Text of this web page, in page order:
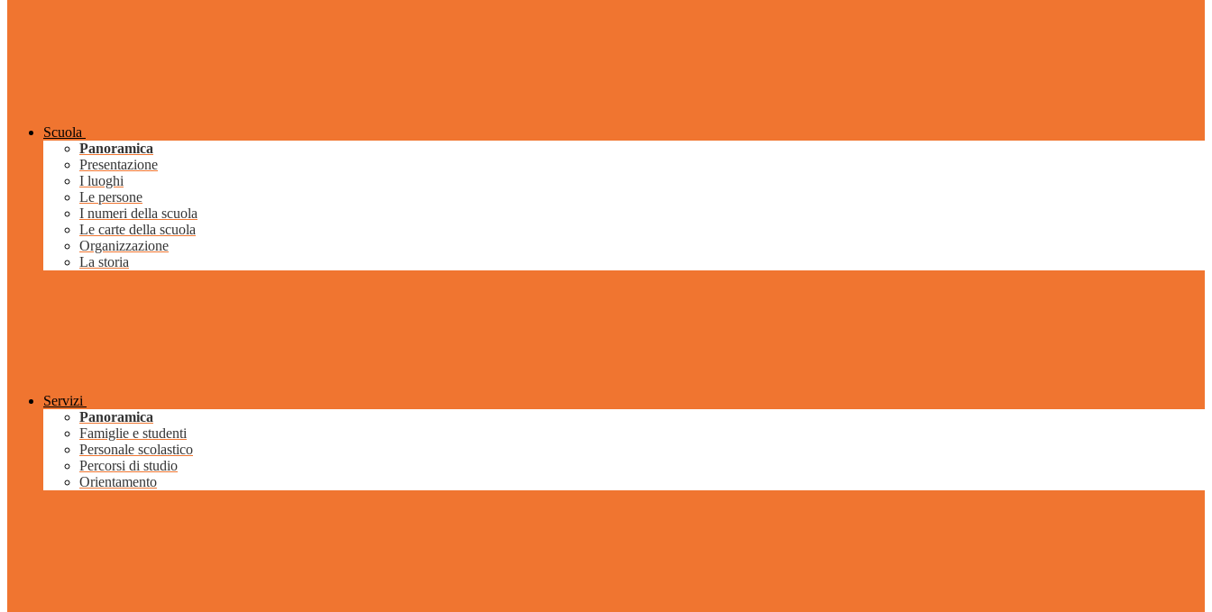
Scuola
Panoramica
Presentazione
I luoghi
Le persone
I numeri della scuola
Le carte della scuola
Organizzazione
La storia
Servizi
Panoramica
Famiglie e studenti
Personale scolastico
Percorsi di studio
Orientamento